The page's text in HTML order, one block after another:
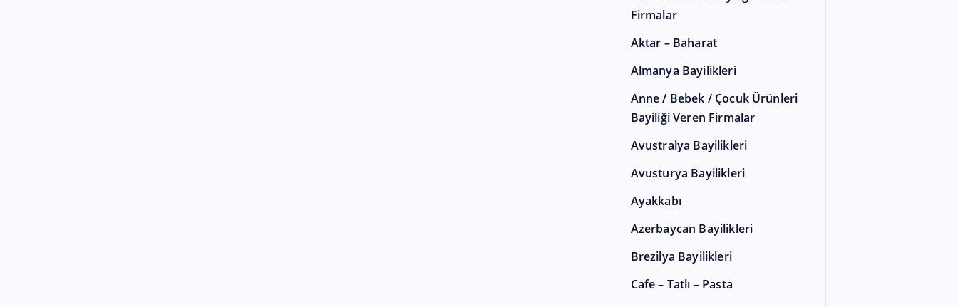
Firmalar
Aktar – Baharat
Almanya Bayilikleri
Anne / Bebek / Çocuk Ürünleri
Bayiliği Veren Firmalar
Avustralya Bayilikleri
Avusturya Bayilikleri
Ayakkabı
Azerbaycan Bayilikleri
Brezilya Bayilikleri
Cafe – Tatlı – Pasta